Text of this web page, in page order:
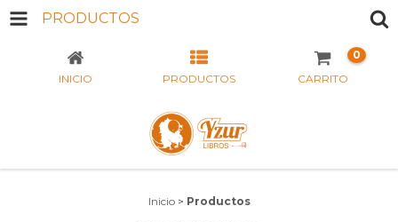
PRODUCTOS
INICIO PRODUCTOS CARRITO
0
Inicio > Productos